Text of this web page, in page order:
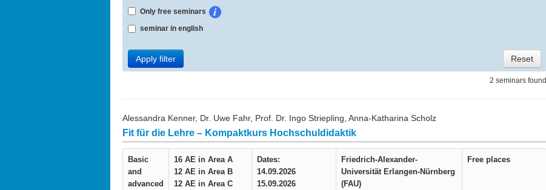
Only free seminars
seminar in english
Apply filter Reset
2 seminars found
Alessandra Kenner, Dr. Uwe Fahr, Prof. Dr. Ingo Striepling, Anna-Katharina Scholz
Fit für die Lehre – Kompaktkurs Hochschuldidaktik
Basic
and
advanced
16 AE in Area A
12 AE in Area B
12 AE in Area C
Dates:
14.09.2026
15.09.2026
Friedrich-Alexander-
Universität Erlangen-Nürnberg
(FAU)
Free places